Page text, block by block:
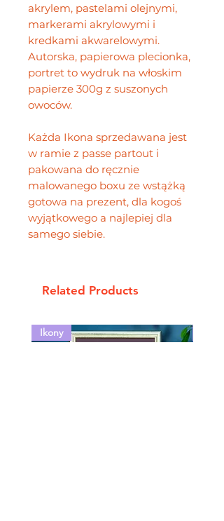
akrylem, pastelami olejnymi,
markerami akrylowymi i
kredkami akwarelowymi.
Autorska, papierowa plecionka,
portret to wydruk na włoskim
papierze 300g z suszonych
owoców.
Każda Ikona sprzedawana jest
w ramie z passe partout i
pakowana do ręcznie
malowanego boxu ze wstążką
gotowa na prezent, dla kogoś
wyjątkowego a najlepiej dla
samego siebie.
Related Products
Ikony